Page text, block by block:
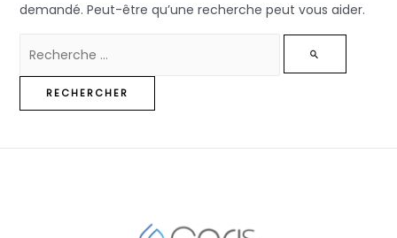
demandé. Peut-être qu’une recherche peut vous aider.